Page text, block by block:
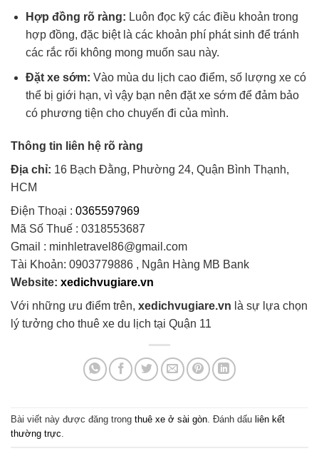
Hợp đồng rõ ràng: Luôn đọc kỹ các điều khoản trong
hợp đồng, đặc biệt là các khoản phí phát sinh để tránh
các rắc rối không mong muốn sau này.
Đặt xe sớm: Vào mùa du lịch cao điểm, số lượng xe có
thể bị giới hạn, vì vậy bạn nên đặt xe sớm để đảm bảo
có phương tiện cho chuyến đi của mình.
Thông tin liên hệ rõ ràng
Địa chỉ: 16 Bạch Đằng, Phường 24, Quận Bình Thạnh,
HCM
Điện Thoại : 0365597969
Mã Số Thuế : 0318553687
Gmail : minhletravel86@gmail.com
Tài Khoản: 0903779886 , Ngân Hàng MB Bank
Website: xedichvugiare.vn
Với những ưu điểm trên, xedichvugiare.vn là sự lựa chọn
lý tưởng cho thuê xe du lịch tại Quận 11
Bài viết này được đăng trong thuê xe ở sài gòn. Đánh dấu liên kết
thường trực.